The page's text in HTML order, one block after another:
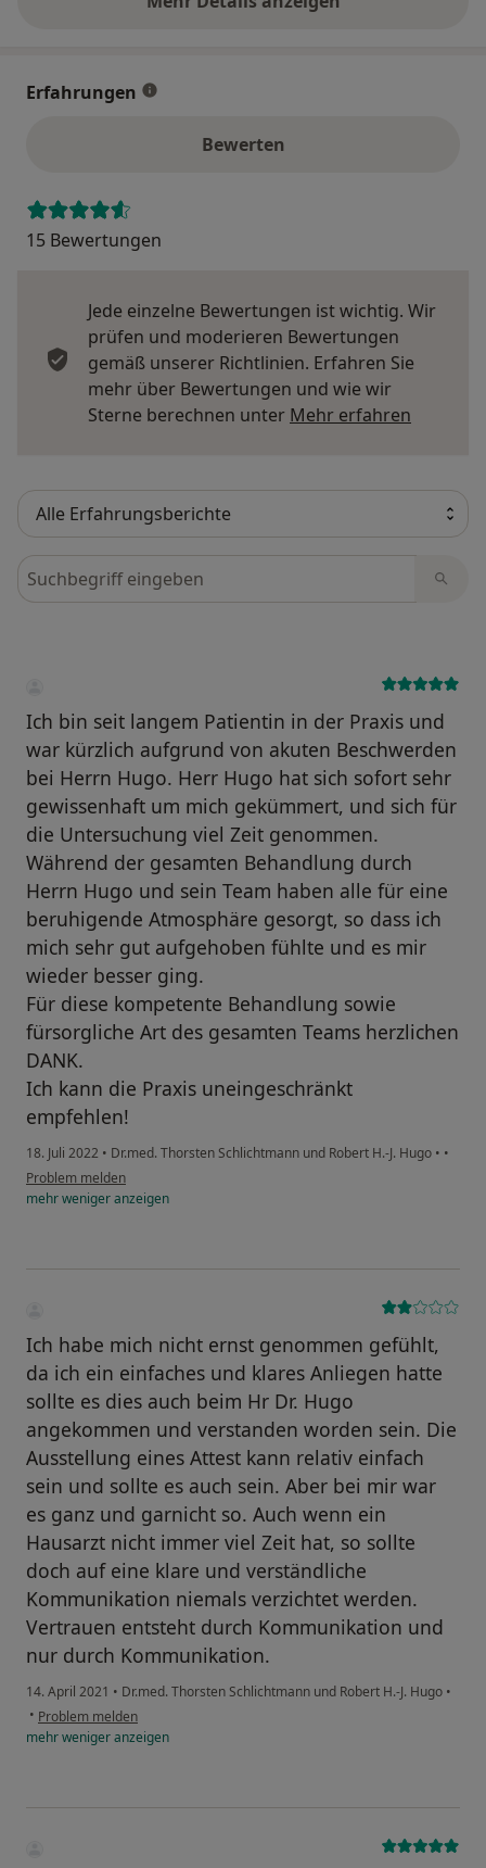
über die Adresse
Erfahrungen
Bewerten
15 Bewertungen
Jede einzelne Bewertungen ist wichtig. Wir
prüfen und moderieren Bewertungen
gemäß unserer Richtlinien. Erfahren Sie
mehr über Bewertungen und wie wir
Sterne berechnen unter Mehr erfahren
Bewertungen durchsuchen
Ich bin seit langem Patientin in der Praxis und
war kürzlich aufgrund von akuten Beschwerden
bei Herrn Hugo. Herr Hugo hat sich sofort sehr
gewissenhaft um mich gekümmert, und sich für
die Untersuchung viel Zeit genommen.
Während der gesamten Behandlung durch
Herrn Hugo und sein Team haben alle für eine
beruhigende Atmosphäre gesorgt, so dass ich
mich sehr gut aufgehoben fühlte und es mir
wieder besser ging.
Für diese kompetente Behandlung sowie
fürsorgliche Art des gesamten Teams herzlichen
DANK.
Ich kann die Praxis uneingeschränkt
empfehlen!
18. Juli 2022 • Dr.med. Thorsten Schlichtmann und Robert H.-J. Hugo • •
Problem melden
mehrwenigeranzeigen
Ich habe mich nicht ernst genommen gefühlt,
da ich ein einfaches und klares Anliegen hatte
sollte es dies auch beim Hr Dr. Hugo
angekommen und verstanden worden sein. Die
Ausstellung eines Attest kann relativ einfach
sein und sollte es auch sein. Aber bei mir war
es ganz und garnicht so. Auch wenn ein
Hausarzt nicht immer viel Zeit hat, so sollte
doch auf eine klare und verständliche
Kommunikation niemals verzichtet werden.
Vertrauen entsteht durch Kommunikation und
nur durch Kommunikation.
14. April 2021 • Dr.med. Thorsten Schlichtmann und Robert H.-J. Hugo •
• Problem melden
mehrwenigeranzeigen